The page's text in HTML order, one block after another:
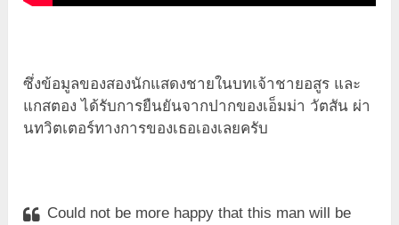
ซึ่งข้อมูลของสองนักแสดงชายในบทเจ้าชายอสูร และ
แกสตอง ได้รับการยืนยันจากปากของเอ็มม่า วัตสัน ผ่า
นทวิตเตอร์ทางการของเธอเองเลยครับ
Could not be more happy that this man will be